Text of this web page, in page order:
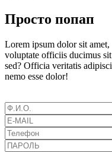
Просто попап
Lorem ipsum dolor sit amet,
voluptate officiis ducimus
sed? Officia veritatis
nemo esse dolor!